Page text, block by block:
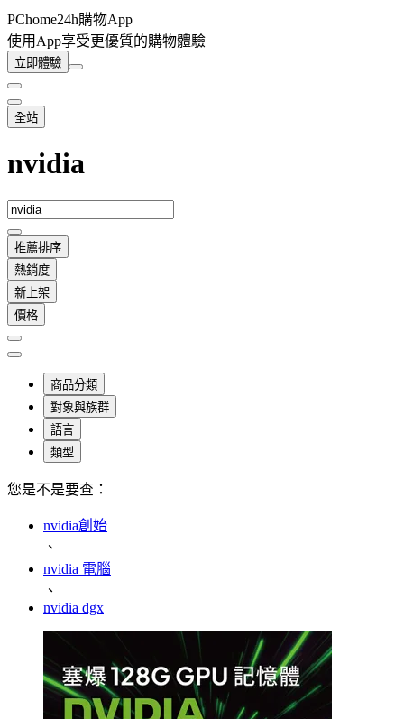
PChome24h購物App
使用App享受更優質的購物體驗
立即體驗
全站
nvidia
推薦排序
熱銷度
新上架
價格
商品分類
對象與族群
語言
類型
您是不是要查：
nvidia創始
、
nvidia 電腦
、
nvidia dgx